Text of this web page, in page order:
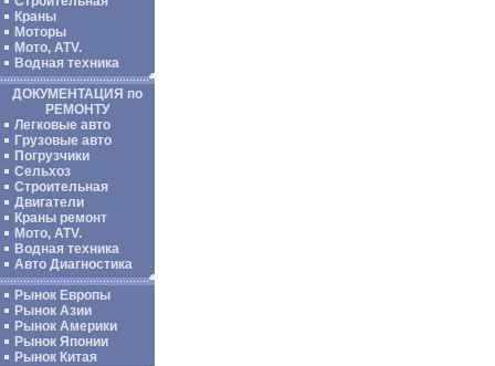
Краны
Моторы
Мото, ATV.
Водная техника
ДОКУМЕНТАЦИЯ по
РЕМОНТУ
Легковые авто
Грузовые авто
Погрузчики
Сельхоз
Строительная
Двигатели
Краны ремонт
Мото, ATV.
Водная техника
Авто Диагностика
Рынок Европы
Рынок Азии
Рынок Америки
Рынок Японии
Рынок Китая